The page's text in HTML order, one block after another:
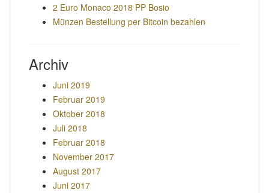
2 Euro Monaco 2018 PP Bosio
Münzen Bestellung per Bitcoin bezahlen
Archiv
Juni 2019
Februar 2019
Oktober 2018
Juli 2018
Februar 2018
November 2017
August 2017
Juni 2017